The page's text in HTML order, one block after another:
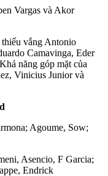
Vargas và Akor
vắng Antonio
Camavinga, Eder
năng góp mặt của
Vinicius Junior và
Agoume, Sow;
Asencio, F Garcia;
Endrick